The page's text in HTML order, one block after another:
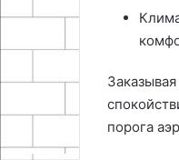
порога